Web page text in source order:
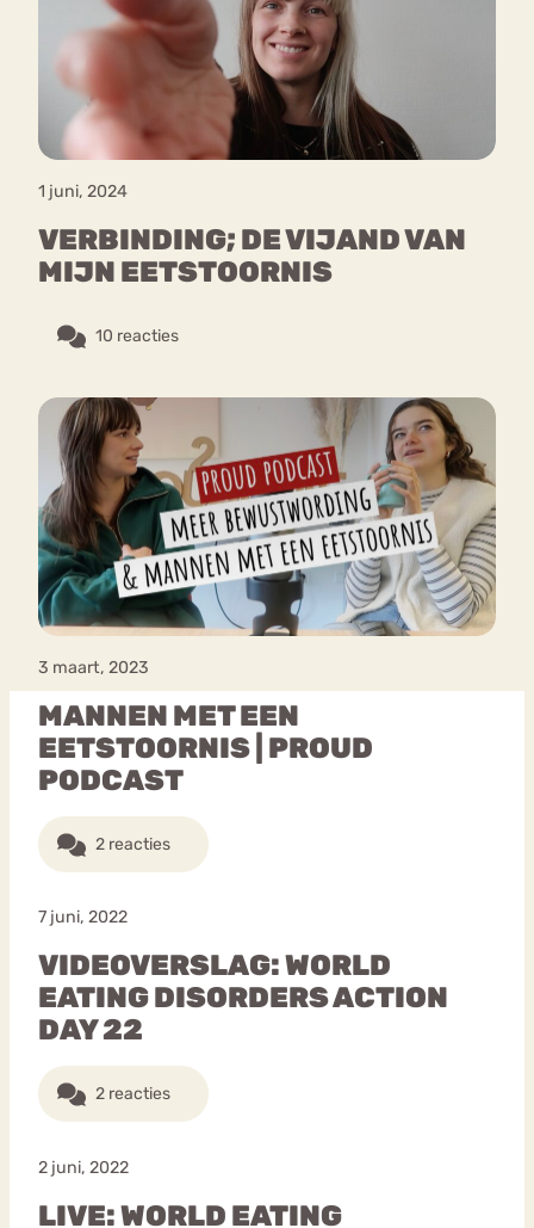
1 juni, 2024
VERBINDING; DE VIJAND VAN
MIJN EETSTOORNIS
10 reacties
3 maart, 2023
MANNEN MET EEN
EETSTOORNIS | PROUD
PODCAST
2 reacties
7 juni, 2022
VIDEOVERSLAG: WORLD
EATING DISORDERS ACTION
DAY 22
2 reacties
2 juni, 2022
LIVE: WORLD EATING
Chat
Forum
Bouli
mia
Nerv
osa
Eetstoornis Anorexia Nervosa
Orthorexia
Afvallen Angst